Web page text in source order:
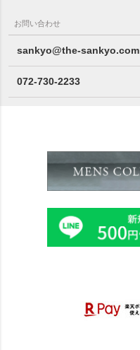
お問い合わせ
sankyo@the-sankyo.com
072-730-2233